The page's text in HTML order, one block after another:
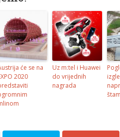
će se na
2020
Uz m:tel i Huawei
do vrijednih
nagrada